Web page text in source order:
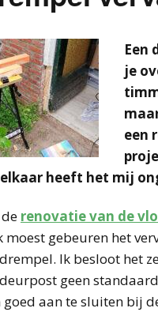
Een
je
een
heeft het mij
renovatie van de
moest gebeuren het
Ik besloot het
geen
goed aan te sluiten bij